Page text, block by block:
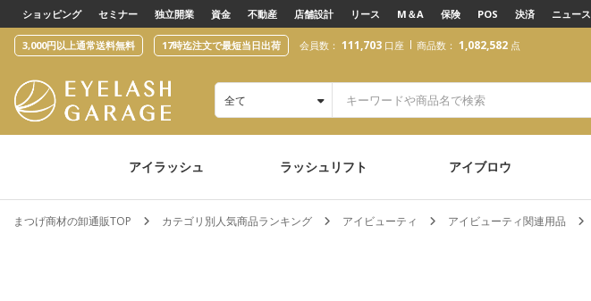
text.skipToContent
text.skipToNavigation
ショッピング セミナー 独立開業 資金 不動産 店舗設計 リース M＆A 保険 POS 決済 ニュース
3,000円以上通常送料無料 17時迄注文で最短当日出荷 会員数： 111,703 口座 商品数： 1,082,582 点
全て
アイラッシュ ラッシュリフト アイブロウ
まつげ商材の卸通販TOP カテゴリ別人気商品ランキング アイビューティ アイビューティ関連用品